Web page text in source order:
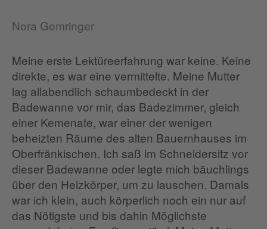
Nora Gomringer
Meine erste Lektüreerfahrung war keine. Keine
direkte, es war eine vermittelte. Meine Mutter
lag allabendlich schaumbedeckt in der
Badewanne vor mir, das Badezimmer, gleich
einer Kemenate, war einer der wenigen
beheizten Räume des alten Bauernhauses im
Oberfränkischen. Ich saß im Schneidersitz vor
dieser Badewanne oder legte mich bäuchlings
über den Heizkörper, um zu lauschen. Damals
war ich klein, auch körperlich noch ein nur auf
das Nötigste und bis dahin Möglichste